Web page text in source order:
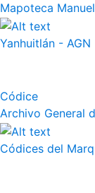
Mapoteca
Yanhuitlán - AGN
Códice
Archivo General
Códices del